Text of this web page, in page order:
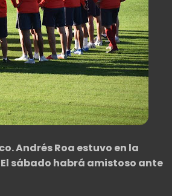
Andrés Roa estuvo en la
sábado habrá amistoso ante